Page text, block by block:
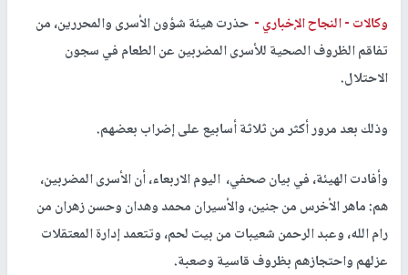
وكالات -النجاح الإخباري - حذرت هيئة شؤون الأسرى والمحررين، من
تفاقم الظروف الصحية للأسرى المضربين عن الطعام في سجون
الاحتلال.
وذلك بعد مرور أكثر من ثلاثة أسابيع على إضراب بعضهم.
وأفادت الهيئة، في بيان صحفي، اليوم الاربعاء، أن الأسرى المضربين،
هم: ماهر الأخرس من جنين، والأسيران محمد وهدان وحسن زهران من
رام الله، وعبد الرحمن شعيبات من بيت لحم، وتتعمد إدارة المعتقلات
عزلهم واحتجازهم بظروف قاسية وصعبة.